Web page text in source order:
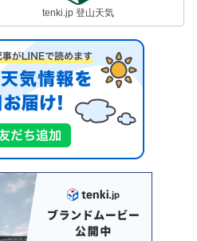
tenki.jp 登山天気